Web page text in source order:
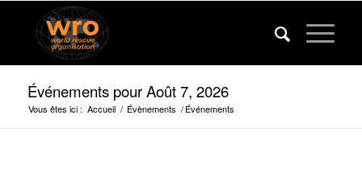
Événements pour Août 7, 2026
Vous êtes ici : Accueil / Évènements / Événements